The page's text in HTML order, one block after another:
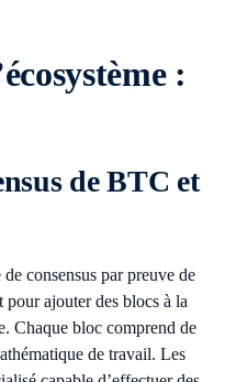
:
de BTC et
consensus par preuve de
pour ajouter des blocs à la
Chaque bloc comprend de
de travail. Les